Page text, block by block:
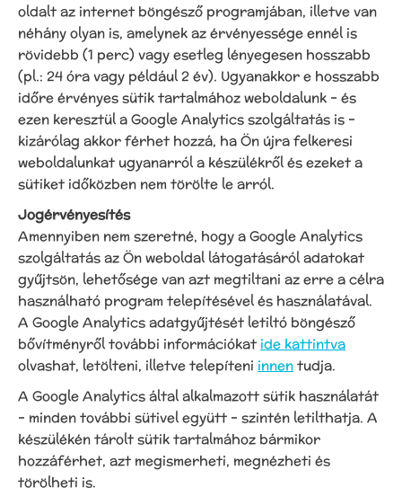
oldalt az internet böngésző programjában, illetve van
néhány olyan is, amelynek az érvényessége ennél is
rövidebb (1 perc) vagy esetleg lényegesen hosszabb
(pl.: 24 óra vagy például 2 év). Ugyanakkor e hosszabb
időre érvényes sütik tartalmához weboldalunk – és
ezen keresztül a Google Analytics szolgáltatás is –
kizárólag akkor férhet hozzá, ha Ön újra felkeresi
weboldalunkat ugyanarról a készülékről és ezeket a
sütiket időközben nem törölte le arról.
Jogérvényesítés
Amennyiben nem szeretné, hogy a Google Analytics
szolgáltatás az Ön weboldal látogatásáról adatokat
gyűjtsön, lehetősége van azt megtiltani az erre a célra
használható program telepítésével és használatával.
A Google Analytics adatgyűjtését letiltó böngésző
bővítményről további információkat ide kattintva
olvashat, letölteni, illetve telepíteni innentudja.
A Google Analytics által alkalmazott sütik használatát
– minden további sütivel együtt – szintén letilthatja. A
készülékén tárolt sütik tartalmához bármikor
hozzáférhet, azt megismerheti, megnézheti és
törölheti is.